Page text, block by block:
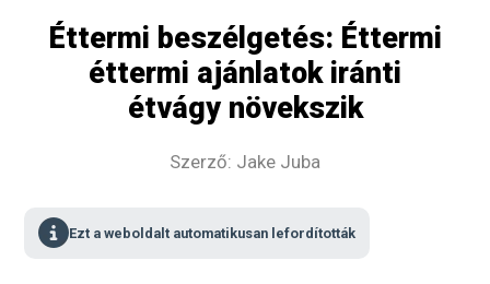
Éttermi beszélgetés: Éttermi
éttermi ajánlatok iránti
étvágy növekszik
Szerző: Jake Juba
Ezt a weboldalt automatikusan lefordították